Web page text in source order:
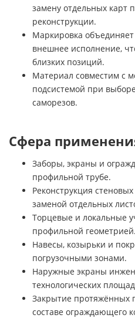
замену отдельных карт
реконструкции.
Маркировка
внешнее исполнение,
близких позиций.
Материал совместим с
подсистемой при
саморезов.
Сфера
Заборы, экраны и
профильной трубе.
Реконструкция
заменой отдельных
Торцевые и локальные
профильной геометрией.
Навесы, козырьки и
погрузочными зонами.
Наружные экраны
технологических
Закрытие протяжённых
составе ограждающего